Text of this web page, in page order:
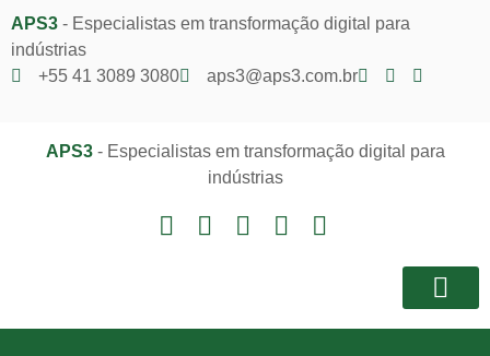
APS3 - Especialistas em transformação digital para
indústrias
+55 41 3089 3080
aps3@aps3.com.br
APS3- Especialistas em transformação digital para
indústrias